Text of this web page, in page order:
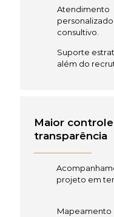
Atendimento
consultivo.
Suporte
além do
Maior
transparência
projeto em
Mapeamento